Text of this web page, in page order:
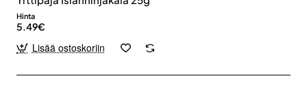
Hinta
5.49€
Lisää ostoskoriin